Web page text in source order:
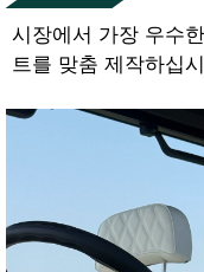
시장에서 가장 우수
트를 맞춤 제작하십